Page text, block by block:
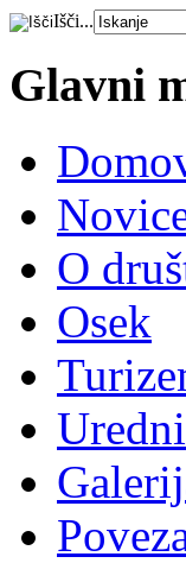
Išči...
Glavni
O
Osek